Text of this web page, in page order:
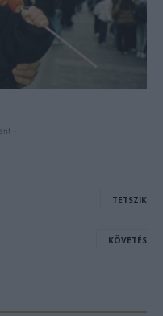
-
TETSZIK
KÖVETÉS